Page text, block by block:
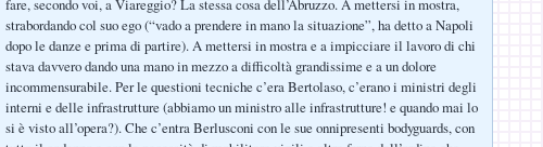
strabordando col suo ego (“vado a prendere in mano la situazione”, ha detto a Napoli
dopo le danze e prima di partire). A mettersi in mostra e a impicciare il lavoro di chi
stava davvero dando una mano in mezzo a difficoltà grandissime e a un dolore
incommensurabile. Per le questioni tecniche c’era Bertolaso, c’erano i ministri degli
interni e delle infrastrutture (abbiamo un ministro alle infrastrutture! e quando mai lo
si è visto all’opera?). Che c’entra Berlusconi con le sue onnipresenti bodyguards, con